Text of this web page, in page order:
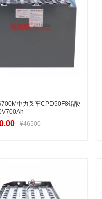
中力叉车CPD50F8铅酸
¥46500